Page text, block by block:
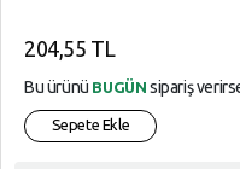
204,55 TL
Bu ürünü BUGÜN sipariş
Sepete Ekle